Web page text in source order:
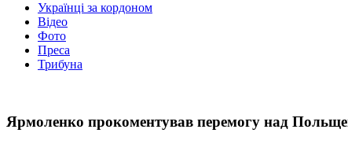
Українці за кордоном
Відео
Фото
Преса
Трибуна
Ярмоленко прокоментував перемогу над